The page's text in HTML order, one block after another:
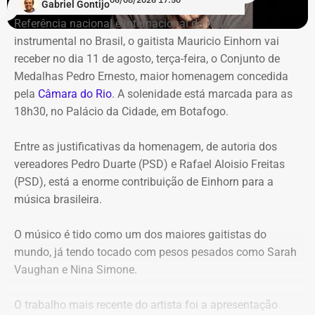
Tribunal classificou o processo decisório como
“negligente e temerário”.
Entre os principais pontos apontados pela auditoria
estão:
Mudança brusca na estratégia de investimento: a
20% logo na primeira reunião da nova gestão,
desrespeitando os estudos técnicos e pareceres da
consultoria financeira contratada, que desaconselhavam
o investimento de longo prazo.
previdenciários por 10 anos em uma instituição que
possuía rating B+ (grau especulativo com alto risco de
inadimplência), violando princípios de segurança e
Alteração regimental retroativa: a gestão do Itaprevi
Gabriel Gontijo
Referência nacional e internacional da música
instrumental no Brasil, o gaitista Mauricio Einhorn vai
receber no dia 11 de agosto, terça-feira, o Conjunto de
Medalhas Pedro Ernesto, maior homenagem concedida
pela Câmara do Rio. A solenidade está marcada para as
18h30, no Palácio da Cidade, em Botafogo.
Entre as justificativas da homenagem, de autoria dos
vereadores Pedro Duarte (PSD) e Rafael Aloisio Freitas
(PSD), está a enorme contribuição de Einhorn para a
música brasileira.
O músico é tido como um dos maiores gaitistas do
mundo, já tendo tocado com pesos pesados como Sarah
Vaughan e Nina Simone.
O trabalho mais recente do artista foi a apresentação